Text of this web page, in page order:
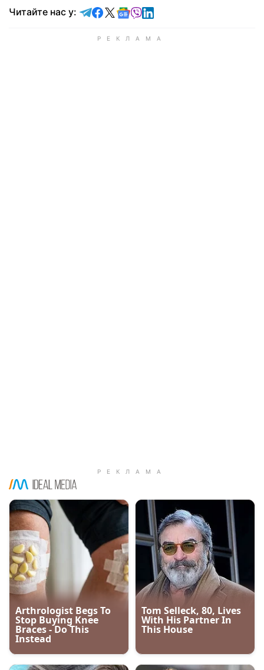
Читайте нас у: Читайте у Telegram
Читайте у Facebook
Читайте у X
Читайте у Google news
Читайте у Viber
Читайте у LinkedIn